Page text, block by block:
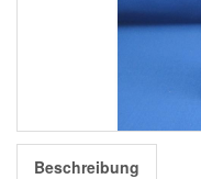
Beschreibung